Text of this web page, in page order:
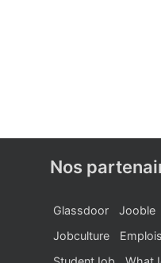
Nos
Glassdoor Jooble
Jobculture